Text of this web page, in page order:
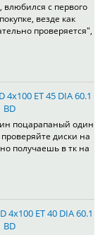
влюбился с первого
везде как
проверяется",
4x100 ET 45 DIA 60.1
BD
поцарапаный один
диски на
получаешь в тк на
4x100 ET 40 DIA 60.1
BD